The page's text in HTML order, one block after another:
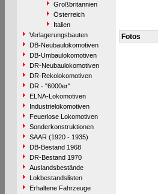
Großbritannien
Österreich
Italien
Verlagerungsbauten
DB-Neubaulokomotiven
DB-Umbaulokomotiven
DR-Neubaulokomotiven
DR-Rekolokomotiven
DR - "6000er"
ELNA-Lokomotiven
Industrielokomotiven
Feuerlose Lokomotiven
Sonderkonstruktionen
SAAR (1920 - 1935)
DB-Bestand 1968
DR-Bestand 1970
Auslandsbestände
Lokbestandslisten
Erhaltene Fahrzeuge
Fotos